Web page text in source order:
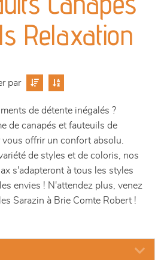
Relaxation
par
de détente inégalés ?
de canapés et fauteuils de
offrir un confort absolu.
de styles et de coloris, nos
s'adapteront à tous les styles
envies ! N'attendez plus, venez
Sarazin à Brie Comte Robert !